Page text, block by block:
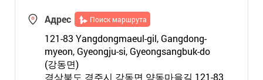
Адрес Поиск маршрута
121-83 Yangdongmaeul-gil, Gangdong-
myeon, Gyeongju-si, Gyeongsangbuk-do
(강동면)
경상북도 경주시 강동면 양동마을길 121-83